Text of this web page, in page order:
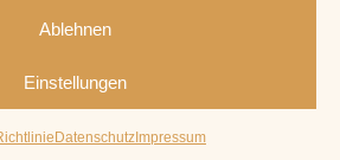
Ablehnen
Einstellungen
Datenschutz Impressum
Cookie-Richtlinie (EU)
by NRW on Tour